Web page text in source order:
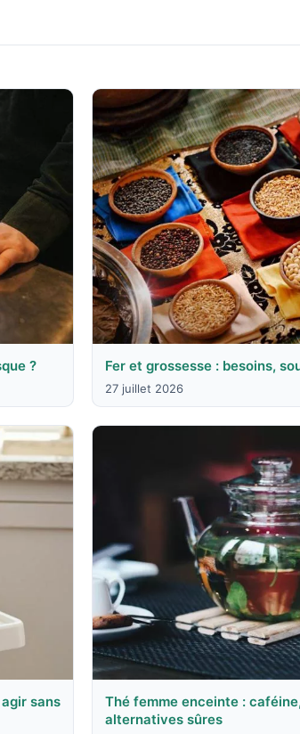
? Fer et grossesse : besoins,
27 juillet 2026
sans
Thé femme enceinte :
alternatives sûres